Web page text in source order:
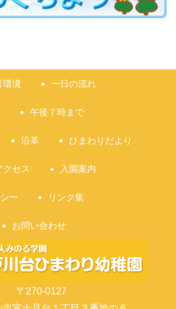
環境 一日の流れ
午後７時まで
沿革 ひまわりだより
クセス 入園案内
ー リンク集
お問い合わせ
〒270-0127